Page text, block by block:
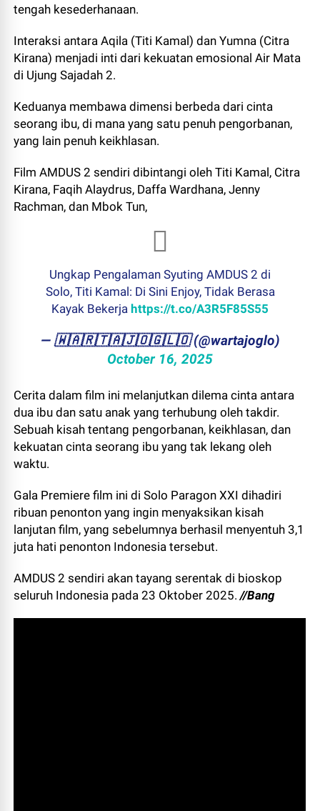
tengah kesederhanaan.
Interaksi antara Aqila (Titi Kamal) dan Yumna (Citra
Kirana) menjadi inti dari kekuatan emosional Air Mata
di Ujung Sajadah 2.
Keduanya membawa dimensi berbeda dari cinta
seorang ibu, di mana yang satu penuh pengorbanan,
yang lain penuh keikhlasan.
Film AMDUS 2 sendiri dibintangi oleh Titi Kamal, Citra
Kirana, Faqih Alaydrus, Daffa Wardhana, Jenny
Rachman, dan Mbok Tun,
Ungkap Pengalaman Syuting AMDUS 2 di
Solo, Titi Kamal: Di Sini Enjoy, Tidak Berasa
Kayak Bekerja https://t.co/A3R5F85S55
— ​🇼​​🇦​​🇷​​🇹​​🇦​​🇯​​🇴​​🇬​​🇱​​🇴 (@wartajoglo)
October 16, 2025
Cerita dalam film ini melanjutkan dilema cinta antara
dua ibu dan satu anak yang terhubung oleh takdir.
Sebuah kisah tentang pengorbanan, keikhlasan, dan
kekuatan cinta seorang ibu yang tak lekang oleh
waktu.
Gala Premiere film ini di Solo Paragon XXI dihadiri
ribuan penonton yang ingin menyaksikan kisah
lanjutan film, yang sebelumnya berhasil menyentuh 3,1
juta hati penonton Indonesia tersebut.
AMDUS 2 sendiri akan tayang serentak di bioskop
seluruh Indonesia pada 23 Oktober 2025. //Bang